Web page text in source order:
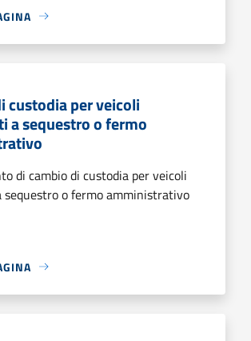
custodia per veicoli
a sequestro o fermo
di cambio di custodia per veicoli
sequestro o fermo amministrativo